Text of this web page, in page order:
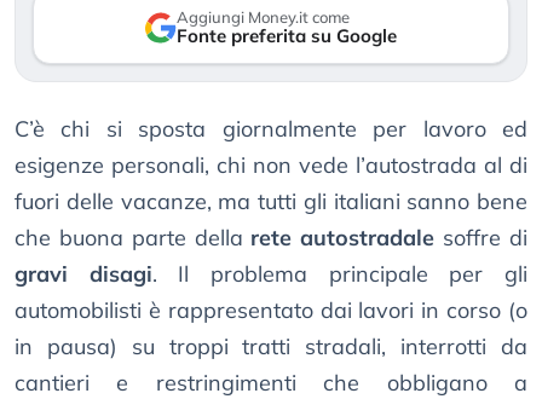
Aggiungi Money.it come
Fonte preferita su Google
C’è chi si sposta giornalmente per lavoro ed
esigenze personali, chi non vede l’autostrada al di
fuori delle vacanze, ma tutti gli italiani sanno bene
che buona parte della rete autostradale soffre di
gravi disagi. Il problema principale per gli
automobilisti è rappresentato dai lavori in corso (o
in pausa) su troppi tratti stradali, interrotti da
cantieri e restringimenti che obbligano a